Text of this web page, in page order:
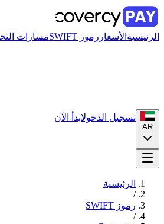
الرئيسية الأسعار رموز SWIFT مسارات
AR
تسجيل الدخولابدأ الآن
الرئيسية
/
رموز SWIFT
/